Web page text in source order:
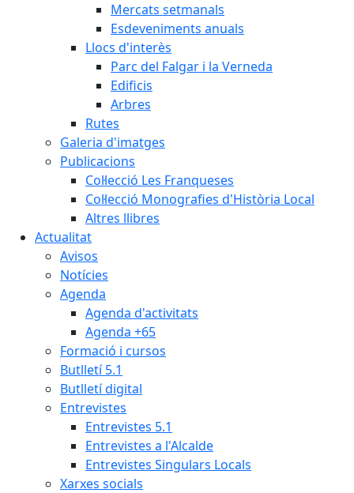
Mercats setmanals
Esdeveniments anuals
Llocs d'interès
Parc del Falgar i la Verneda
Edificis
Arbres
Rutes
Galeria d'imatges
Publicacions
Col·lecció Les Franqueses
Col·lecció Monografies d'Història Local
Altres llibres
Actualitat
Avisos
Notícies
Agenda
Agenda d'activitats
Agenda +65
Formació i cursos
Butlletí 5.1
Butlletí digital
Entrevistes
Entrevistes 5.1
Entrevistes a l'Alcalde
Entrevistes Singulars Locals
Xarxes socials